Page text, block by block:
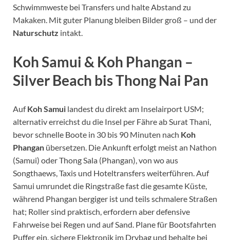
Schwimmweste bei Transfers und halte Abstand zu
Makaken. Mit guter Planung bleiben Bilder groß – und der
Naturschutz intakt.
Koh Samui & Koh Phangan –
Silver Beach bis Thong Nai Pan
AufKoh Samui landest du direkt am Inselairport USM;
alternativ erreichst du die Insel per Fähre ab Surat Thani,
bevor schnelle Boote in 30 bis 90 Minuten nach Koh
Phangan übersetzen. Die Ankunft erfolgt meist an Nathon
(Samui) oder Thong Sala (Phangan), von wo aus
Songthaews, Taxis und Hoteltransfers weiterführen. Auf
Samui umrundet die Ringstraße fast die gesamte Küste,
während Phangan bergiger ist und teils schmalere Straßen
hat; Roller sind praktisch, erfordern aber defensive
Fahrweise bei Regen und auf Sand. Plane für Bootsfahrten
Puffer ein, sichere Elektronik im Drybag und behalte bei